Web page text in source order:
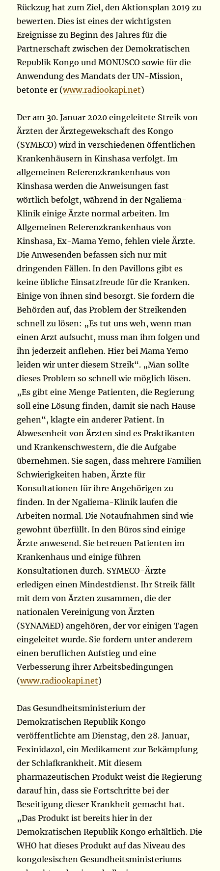
Rückzug hat zum Ziel, den Aktionsplan 2019 zu
bewerten. Dies ist eines der wichtigsten
Ereignisse zu Beginn des Jahres für die
Partnerschaft zwischen der Demokratischen
Republik Kongo und MONUSCO sowie für die
Anwendung des Mandats der UN-Mission,
betonte er (www.radiookapi.net)
Der am 30. Januar 2020 eingeleitete Streik von
Ärzten der Ärztegewekschaft des Kongo
(SYMECO) wird in verschiedenen öffentlichen
Krankenhäusern in Kinshasa verfolgt. Im
allgemeinen Referenzkrankenhaus von
Kinshasa werden die Anweisungen fast
wörtlich befolgt, während in der Ngaliema-
Klinik einige Ärzte normal arbeiten. Im
Allgemeinen Referenzkrankenhaus von
Kinshasa, Ex-Mama Yemo, fehlen viele Ärzte.
Die Anwesenden befassen sich nur mit
dringenden Fällen. In den Pavillons gibt es
keine übliche Einsatzfreude für die Kranken.
Einige von ihnen sind besorgt. Sie fordern die
Behörden auf, das Problem der Streikenden
schnell zu lösen: „Es tut uns weh, wenn man
einen Arzt aufsucht, muss man ihm folgen und
ihn jederzeit anflehen. Hier bei Mama Yemo
leiden wir unter diesem Streik“. „Man sollte
dieses Problem so schnell wie möglich lösen.
„Es gibt eine Menge Patienten, die Regierung
soll eine Lösung finden, damit sie nach Hause
gehen“, klagte ein anderer Patient. In
Abwesenheit von Ärzten sind es Praktikanten
und Krankenschwestern, die die Aufgabe
übernehmen. Sie sagen, dass mehrere Familien
Schwierigkeiten haben, Ärzte für
Konsultationen für ihre Angehörigen zu
finden. In der Ngaliema-Klinik laufen die
Arbeiten normal. Die Notaufnahmen sind wie
gewohnt überfüllt. In den Büros sind einige
Ärzte anwesend. Sie betreuen Patienten im
Krankenhaus und einige führen
Konsultationen durch. SYMECO-Ärzte
erledigen einen Mindestdienst. Ihr Streik fällt
mit dem von Ärzten zusammen, die der
nationalen Vereinigung von Ärzten
(SYNAMED) angehören, der vor einigen Tagen
eingeleitet wurde. Sie fordern unter anderem
einen beruflichen Aufstieg und eine
Verbesserung ihrer Arbeitsbedingungen
(www.radiookapi.net)
Das Gesundheitsministerium der
Demokratischen Republik Kongo
veröffentlichte am Dienstag, den 28. Januar,
Fexinidazol, ein Medikament zur Bekämpfung
der Schlafkrankheit. Mit diesem
pharmazeutischen Produkt weist die Regierung
darauf hin, dass sie Fortschritte bei der
Beseitigung dieser Krankheit gemacht hat.
„Das Produkt ist bereits hier in der
Demokratischen Republik Kongo erhältlich. Die
WHO hat dieses Produkt auf das Niveau des
kongolesischen Gesundheitsministeriums